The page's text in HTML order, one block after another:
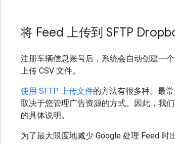
将 Feed 上传到 SFTP
注册车辆信息账号后，系统会自动创建一
上传 CSV 文件。
使用 SFTP 上传文件的方法有很多种。最
取决于您管理广告资源的方式。因此，我
的具体说明。
为了最大限度地减少 Google 处理 Feed 时